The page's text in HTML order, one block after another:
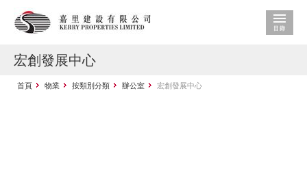
宏創發展中心
首頁 物業 按類別分類 辦公室 宏創發展中心